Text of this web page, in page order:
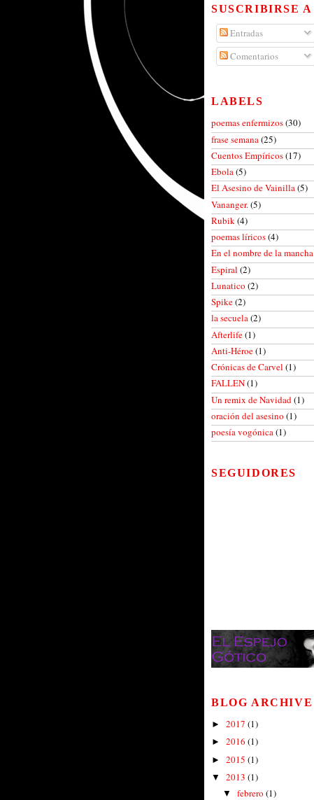
SUSCRIBIRSE A
Entradas
Comentarios
LABELS
poemas enfermizos(30)
frase semana (25)
Cuentos Empíricos(17)
Ebola(5)
El Asesino de Vainilla(5)
Vananger. (5)
Rubik(4)
poemas líricos(4)
En el nombre de la mancha
Espiral (2)
Lunatico (2)
Spike(2)
la secuela(2)
Afterlife(1)
Anti-Héroe(1)
Crónicas de Carvel (1)
FALLEN(1)
Un remix de Navidad (1)
oración del asesino (1)
poesía vogónica(1)
SEGUIDORES
BLOG ARCHIVE
► 2017 (1)
► 2016 (1)
► 2015 (1)
▼ 2013 (1)
▼ febrero (1)